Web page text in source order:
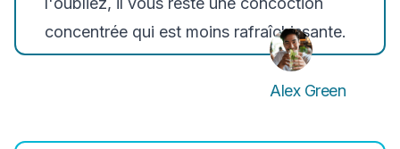
concentrée qui est moins rafraîchissante.
Alex Green